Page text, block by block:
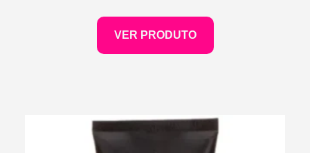
VER PRODUTO